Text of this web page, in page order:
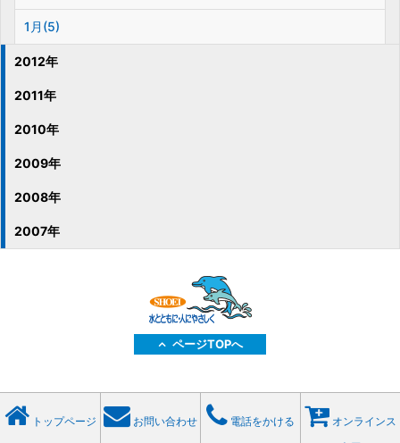
1月(5)
2012年
2011年
2010年
2009年
2008年
2007年
ページTOPへ
トップページ お問い合わせ 電話をかける
オンラインス